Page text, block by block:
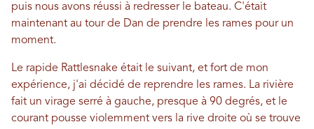
puis nous avons réussi à redresser le bateau. C'était
maintenant au tour de Dan de prendre les rames pour un
moment.
Le rapide Rattlesnake était le suivant, et fort de mon
expérience, j'ai décidé de reprendre les rames. La rivière
fait un virage serré à gauche, presque à 90 degrés, et le
courant pousse violemment vers la rive droite où se trouve